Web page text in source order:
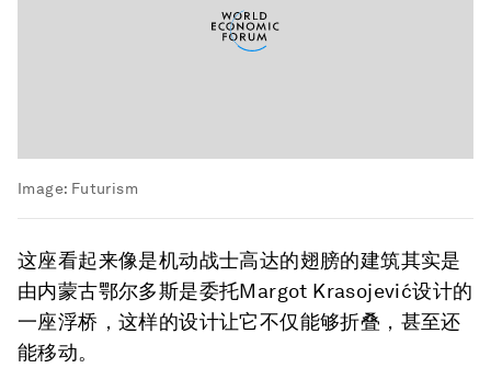
Image: Futurism
这座看起来像是机动战士高达的翅膀的建筑其实是
由内蒙古鄂尔多斯是委托Margot Krasojević设计的
一座浮桥，这样的设计让它不仅能够折叠，甚至还
能移动。